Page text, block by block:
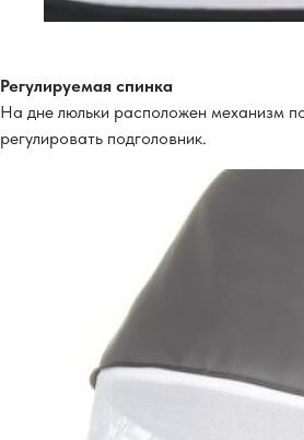
Регулируемая спинка
На дне люльки расположен механизм
регулировать подголовник.